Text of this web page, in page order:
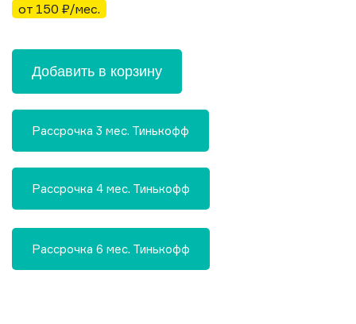
от 150 ₽/мес.
Добавить в корзину
Рассрочка 3 мес. Тинькофф
Рассрочка 4 мес. Тинькофф
Рассрочка 6 мес. Тинькофф